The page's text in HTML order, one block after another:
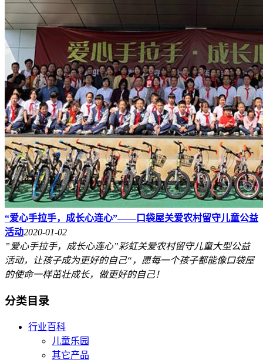
“爱心手拉手，成长心连心”——口袋屋关爱农村留守儿童公益
活动2020-01-02
”爱心手拉手，成长心连心”彩虹关爱农村留守儿童大型公益
活动，让孩子成为更好的自己“，愿每一个孩子都能像口袋屋
的使命一样茁壮成长，做更好的自己！
分类目录
行业百科
儿童乐园
其它产品